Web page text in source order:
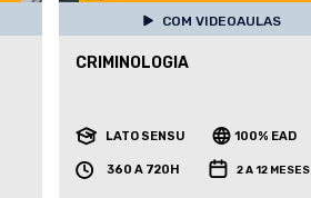
COM VIDEOAULAS
CRIMINOLOGIA
LATO SENSU 100% EAD
360 A 720H 2 A 12 MESES